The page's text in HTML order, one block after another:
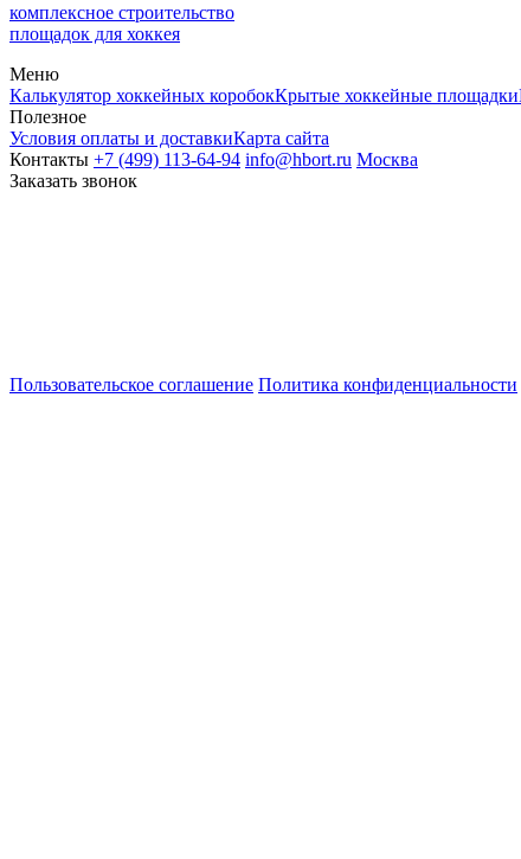
комплексное строительство
площадок для хоккея
Меню
Калькулятор хоккейных коробокКрытые хоккейные площадки
Полезное
Условия оплаты и доставкиКарта сайта
Контакты +7 (499) 113-64-94 info@hbort.ru Москва
Заказать звонок
Пользовательское соглашение Политика конфиденциальности